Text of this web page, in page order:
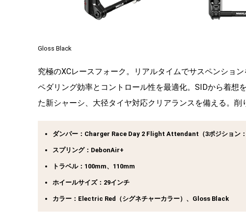
Gloss Black
究極のXCレースフォーク。リアルタイムでサスペンショ
ペダリング効率とコントロール性を最適化。SIDから着想
た新シャーシ、大径タイヤ対応クリアランスを備える。削
ダンパー：Charger Race Day 2 Flight Attendant（3ポジション：
スプリング：DebonAir+
トラベル：100mm、110mm
ホイールサイズ：29インチ
カラー：Electric Red（シグネチャーカラー）、Gloss Black